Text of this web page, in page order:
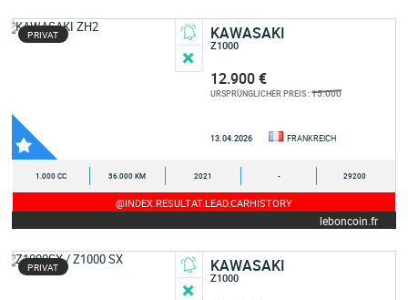
PRIVAT KAWASAKI
Z1000
12.900 €
URSPRÜNGLICHER PREIS :15.000
13.04.2026 FRANKREICH
1.000 CC 36.000 KM 2021 - 29200
@INDEX.RESULTAT.LEAD.CARHISTORY
leboncoin.fr
PRIVAT KAWASAKI
Z1000